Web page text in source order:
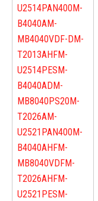
U2514PAN400 M-
B4040AM-
MB4040VDF-D M-
T2013AHFM-
U2514PES M-
B4040AD M-
MB8040PS20 M-
T2026AM-
U2521PAN400 M-
B4040AHFM-
MB8040VDFM-
T2026AHFM-
U2521PES M-